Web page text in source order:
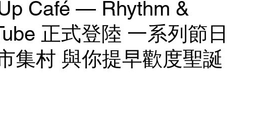
Café — Rhythm &
正式登陸 一系列節日
集村 與你提早歡度聖誕